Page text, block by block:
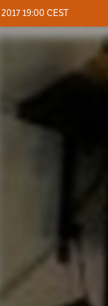
19:00 CEST